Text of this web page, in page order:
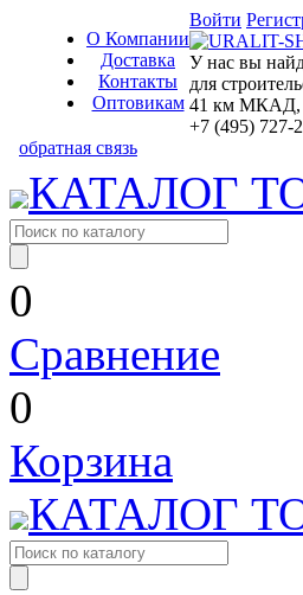
О Компании
Доставка
Контакты
Оптовикам
Войти
У нас вы
для
41 км МКАД,
+7 (495) 727-
обратная связь
КАТАЛОГ
0
Сравнение
0
Корзина
КАТАЛОГ